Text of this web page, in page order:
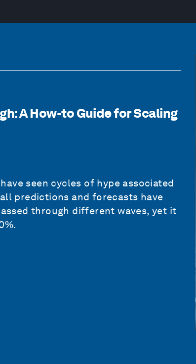
A How-to Guide for Scaling
seen cycles of hype associated
predictions and forecasts have
through different waves, yet it